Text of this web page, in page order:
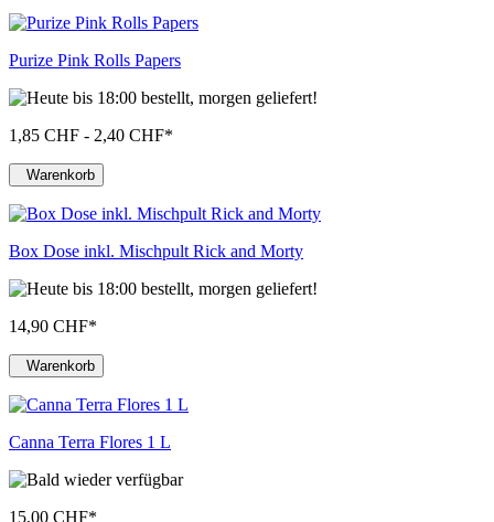
Purize Pink Rolls Papers
1,85 CHF - 2,40 CHF*
Warenkorb
Box Dose inkl. Mischpult Rick and Morty
14,90 CHF*
Warenkorb
Canna Terra Flores 1 L
15,00 CHF*